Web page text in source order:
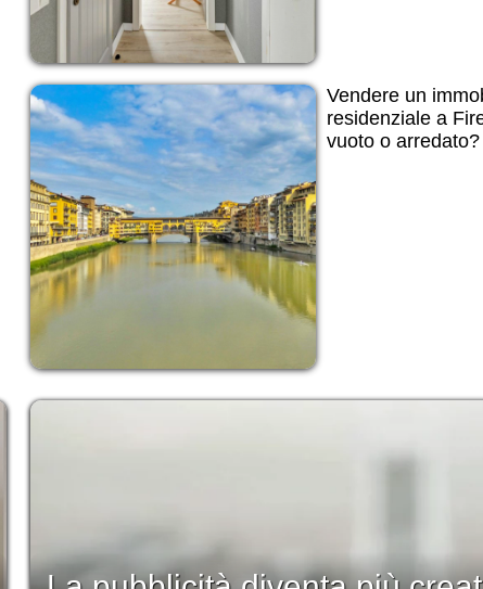
Vendere un
residenziale a
vuoto o arredato?